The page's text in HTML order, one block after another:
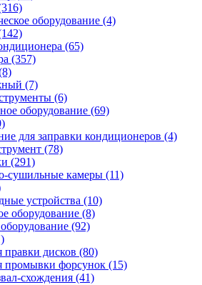
оборудование (4)
(65)
(357)
(7)
(6)
оборудование (69)
для заправки кондиционеров (4)
(78)
(291)
сушильные камеры (11)
устройства (10)
оборудование (8)
(92)
дисков (80)
промывки форсунок (15)
схождения (41)